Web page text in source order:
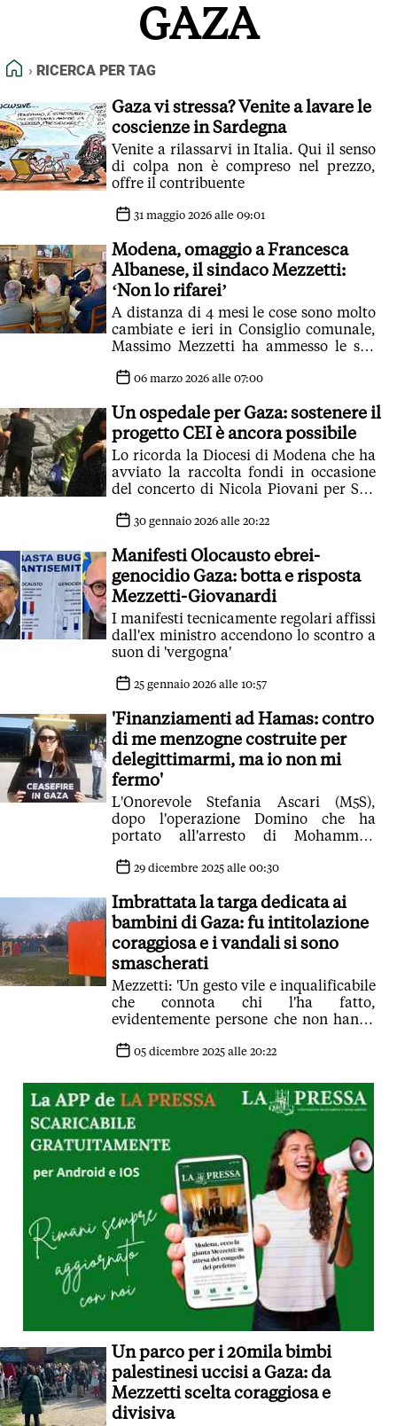
NORMATIVE DEONTOLOGICHE
TERMINI e CONDIZIONI
GAZA
HOME
RICERCA PER TAG
Gaza vi stressa? Venite a lavare le
coscienze in Sardegna
Venite a rilassarvi in Italia. Qui il senso
di colpa non è compreso nel prezzo,
offre il contribuente
31 maggio 2026 alle 09:01
Modena, omaggio a Francesca
Albanese, il sindaco Mezzetti:
‘Non lo rifarei’
A distanza di 4 mesi le cose sono molto
cambiate e ieri in Consiglio comunale,
Massimo Mezzetti ha ammesso le sue
meno a un ruolo istituzionale di
principio di non abbracciare fanatismi'
06 marzo 2026 alle 07:00
Un ospedale per Gaza: sostenere il
progetto CEI è ancora possibile
Lo ricorda la Diocesi di Modena che ha
avviato la raccolta fondi in occasione
del concerto di Nicola Piovani per San
30 gennaio 2026 alle 20:22
Manifesti Olocausto ebrei-
genocidio Gaza: botta e risposta
Mezzetti-Giovanardi
I manifesti tecnicamente regolari affissi
dall'ex ministro accendono lo scontro a
suon di 'vergogna'
25 gennaio 2026 alle 10:57
'Finanziamenti ad Hamas: contro
di me menzogne costruite per
delegittimarmi, ma io non mi
fermo'
L'Onorevole Stefania Ascari (M5S),
dopo l'operazione Domino che ha
portato all'arresto di Mohammad
Palestinesi d'italia e con lei in missione
29 dicembre 2025 alle 00:30
Imbrattata la targa dedicata ai
bambini di Gaza: fu intitolazione
coraggiosa e i vandali si sono
smascherati
Mezzetti: 'Un gesto vile e inqualificabile
che connota chi l'ha fatto,
evidentemente persone che non hanno
05 dicembre 2025 alle 20:22
Un parco per i 20mila bimbi
palestinesi uccisi a Gaza: da
Mezzetti scelta coraggiosa e
divisiva